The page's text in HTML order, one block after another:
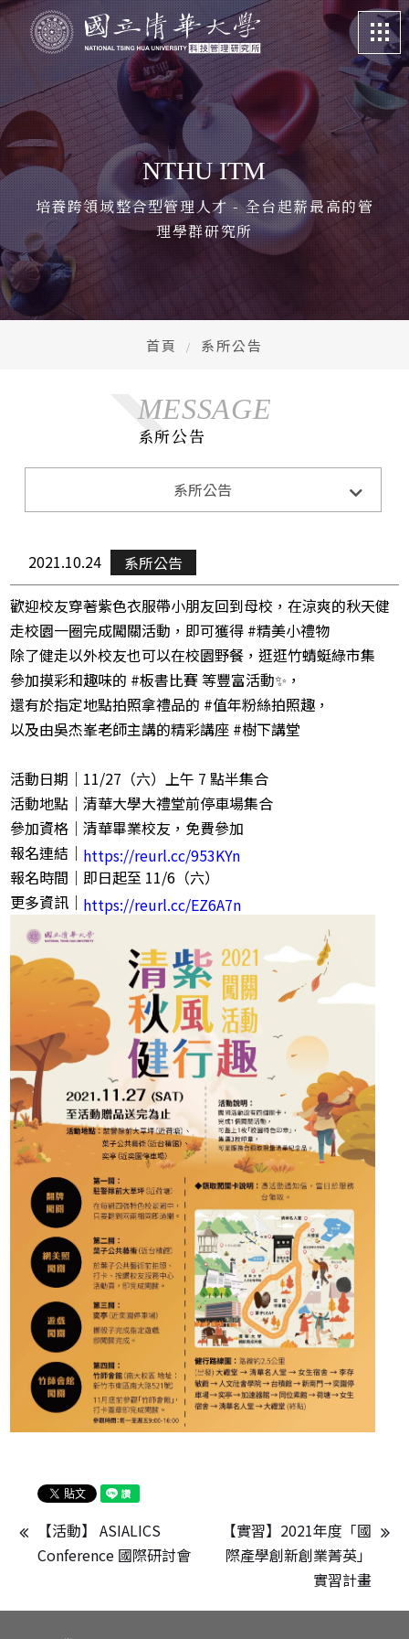
關於我們 About
課程特色 Program
招生訊息 Admission
系所成員 Faculty
學生專區 Student life
NTHU ITM
培養跨領域整合型管理人才 - 全台起薪最高的管
理學群研究所
首頁 系所公告
MESSAGE
系所公告
系所公告
Announcements
演講與活動Lecture&Activity
榮譽獲獎Honor
CE0下午茶CEO Teatime
2021.10.24
系所公告
歡迎校友穿著紫色衣服帶小朋友回到母校，在涼爽的秋天健
走校園一圈完成闖關活動，即可獲得 #精美小禮物
除了健走以外校友也可以在校園野餐，逛逛竹蜻蜓綠市集
參加摸彩和趣味的 #板書比賽 等豐富活動✨，
還有於指定地點拍照拿禮品的 #值年粉絲拍照趣，
以及由吳杰峯老師主講的精彩講座 #樹下講堂
活動日期｜11/27（六）上午 7 點半集合
活動地點｜清華大學大禮堂前停車場集合
參加資格｜清華畢業校友，免費參加
報名連結｜ https://reurl.cc/953KYn
報名時間｜即日起至 11/6（六）
更多資訊｜ https://reurl.cc/EZ6A7n
【活動】 ASIALICS
Conference 國際研討會
【實習】2021年度「國
際產學創新創業菁英」
實習計畫